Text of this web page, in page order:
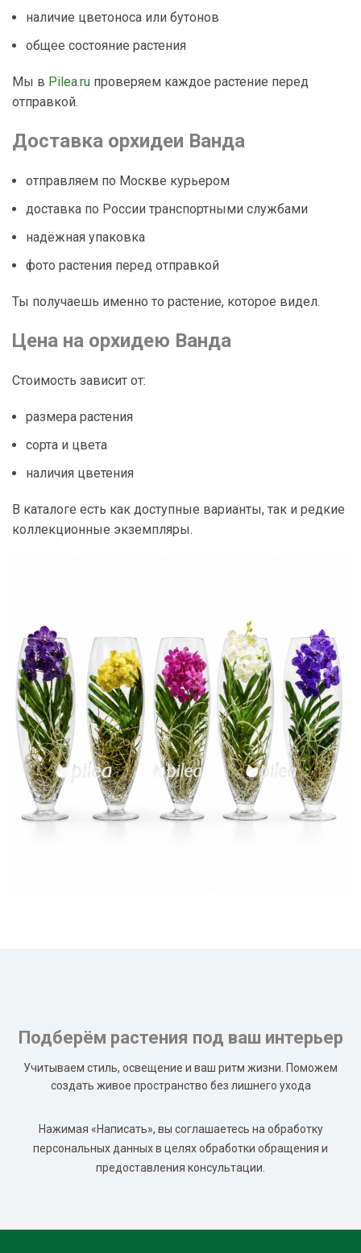
наличие цветоноса или бутонов
общее состояние растения
Мы в Pilea.ru проверяем каждое растение перед
отправкой.
Доставка орхидеи Ванда
отправляем по Москве курьером
доставка по России транспортными службами
надёжная упаковка
фото растения перед отправкой
Ты получаешь именно то растение, которое видел.
Цена на орхидею Ванда
Стоимость зависит от:
размера растения
сорта и цвета
наличия цветения
В каталоге есть как доступные варианты, так и редкие
коллекционные экземпляры.
Подберём растения под ваш интерьер
Учитываем стиль, освещение и ваш ритм жизни. Поможем
создать живое пространство без лишнего ухода
Нажимая «Написать», вы соглашаетесь на обработку
персональных данных в целях обработки обращения и
предоставления консультации.